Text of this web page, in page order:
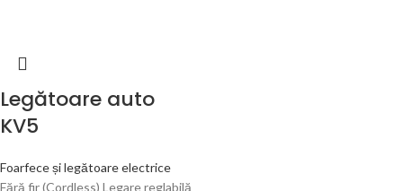
Legătoare auto
KV5
Foarfece și legătoare electrice
Fără fir (Cordless) Legare reglabilă